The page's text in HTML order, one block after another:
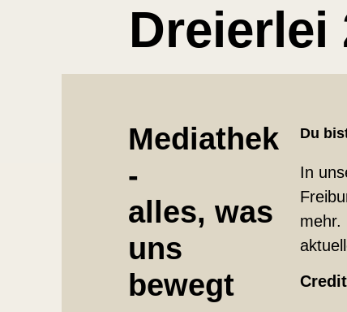
Dreierlei
Mediathek
-
alles, was
uns
bewegt
Du
In
mehr.